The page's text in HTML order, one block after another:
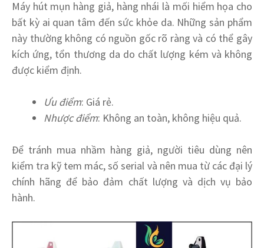
Máy hút mụn hàng giả, hàng nhái là mối hiểm họa cho
bất kỳ ai quan tâm đến sức khỏe da. Những sản phẩm
này thường không có nguồn gốc rõ ràng và có thể gây
kích ứng, tổn thương da do chất lượng kém và không
được kiểm định.
Ưu điểm: Giá rẻ.
Nhược điểm: Không an toàn, không hiệu quả.
Để tránh mua nhầm hàng giả, người tiêu dùng nên
kiểm tra kỹ tem mác, số serial và nên mua từ các đại lý
chính hãng để bảo đảm chất lượng và dịch vụ bảo
hành.